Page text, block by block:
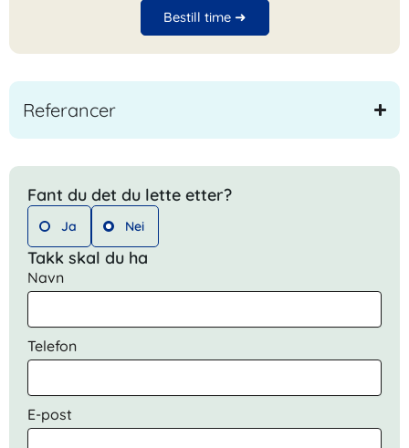
Bestill time ➜
Referancer
Fant du det du lette etter?
Ja Nei
Takk skal du ha
Navn
Telefon
E-post